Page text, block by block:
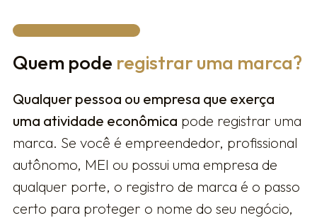
Quem pode registrar uma marca?
Qualquer pessoa ou empresa que exerça
uma atividade econômica pode registrar uma
marca. Se você é empreendedor, profissional
autônomo, MEI ou possui uma empresa de
qualquer porte, o registro de marca é o passo
certo para proteger o nome do seu negócio,